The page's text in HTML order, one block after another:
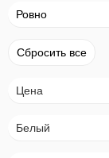
Ровно
Сбросить все
Цена
Белый